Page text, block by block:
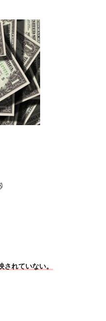
れていない。